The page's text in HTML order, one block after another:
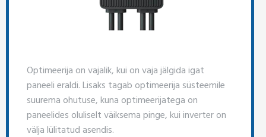
Optimeerija on vajalik, kui on vaja jälgida igat
paneeli eraldi. Lisaks tagab optimeerija süsteemile
suurema ohutuse, kuna optimeerijatega on
paneelides oluliselt väiksema pinge, kui inverter on
välja lülitatud asendis.